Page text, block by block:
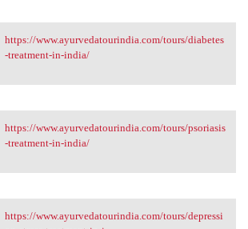
www.ayurvedatourindia
https://www.ayurvedatourindia.com/tours/diabetes
-treatment-in-india/
www.ayurvedatourindia
https://www.ayurvedatourindia.com/tours/psoriasis
-treatment-in-india/
https://www.ayurvedatourindia.com/tours/depressi